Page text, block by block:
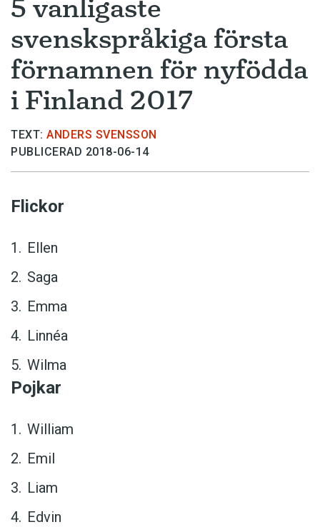
5 vanligaste
svenskspråkiga första
förnamnen för nyfödda
i Finland 2017
TEXT: ANDERS SVENSSON
PUBLICERAD 2018-06-14
Flickor
Ellen
Saga
Emma
Linnéa
Wilma
Pojkar
William
Emil
Liam
Edvin